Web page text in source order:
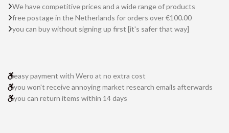
We have competitive prices and a wide range of products
free postage in the Netherlands for orders over €100.00
you can buy without signing up first [it's safer that way]
easy payment with Wero at no extra cost
you won't receive annoying market research emails afterwards
you can return items within 14 days